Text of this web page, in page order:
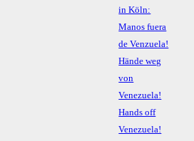
in Köln:
Manos fuera
de Venzuela!
Hände weg
von
Venezuela!
Hands off
Venezuela!